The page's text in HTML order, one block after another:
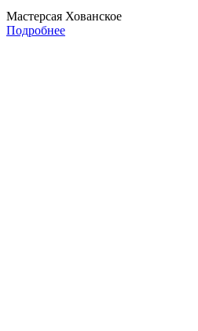
Мастерсая Хованское
Подробнее